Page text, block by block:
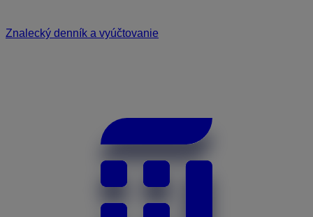
Znalecký denník a vyúčtovanie